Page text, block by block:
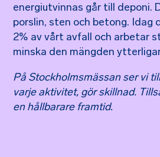
energiutvinnas går till deponi.
porslin, sten och betong. Idag
2% av vårt avfall och arbetar
minska den mängden
På Stockholmsmässan ser vi
varje aktivitet, gör skillnad.
en hållbarare framtid.